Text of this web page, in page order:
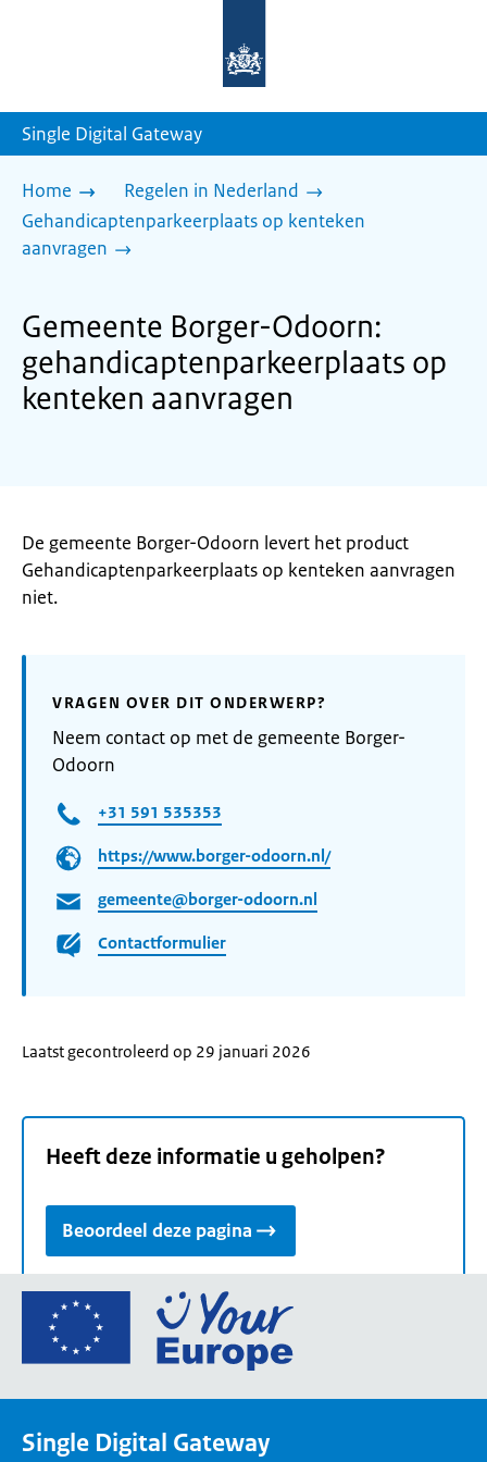
homepage
Single Digital Gateway
Home
Regelen in Nederland
Gehandicaptenparkeerplaats op kenteken
aanvragen
Gemeente Borger-Odoorn:
gehandicaptenparkeerplaats op
kenteken aanvragen
De gemeente Borger-Odoorn levert het product
Gehandicaptenparkeerplaats op kenteken aanvragen
niet.
VRAGEN OVER DIT ONDERWERP?
Neem contact op met de gemeente Borger-
Odoorn
+31 591 535353
https://www.borger-odoorn.nl/
gemeente@borger-odoorn.nl
Contactformulier
Laatst gecontroleerd op 29 januari 2026
Heeft deze informatie u geholpen?
Beoordeel deze pagina
Ga
de
Single Digital Gateway